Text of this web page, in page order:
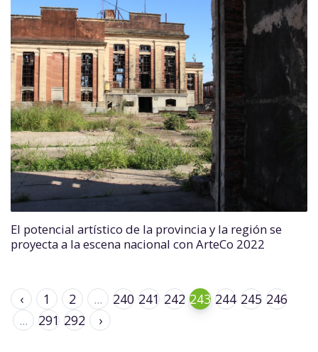
El potencial artístico de la provincia y la región se
proyecta a la escena nacional con ArteCo 2022
‹ 1 2 ... 240 241 242 243 244 245 246
...
291 292 ›